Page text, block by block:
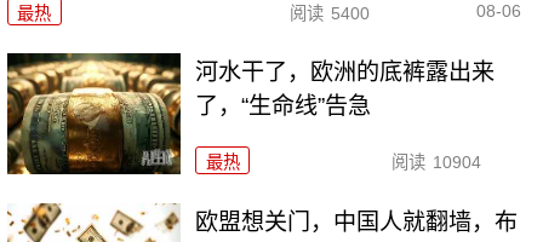
最热 阅读 5400 08-06
河水干了，欧洲的底裤露出来
了，“生命线”告急
最热 阅读 10904
欧盟想关门，中国人就翻墙，布